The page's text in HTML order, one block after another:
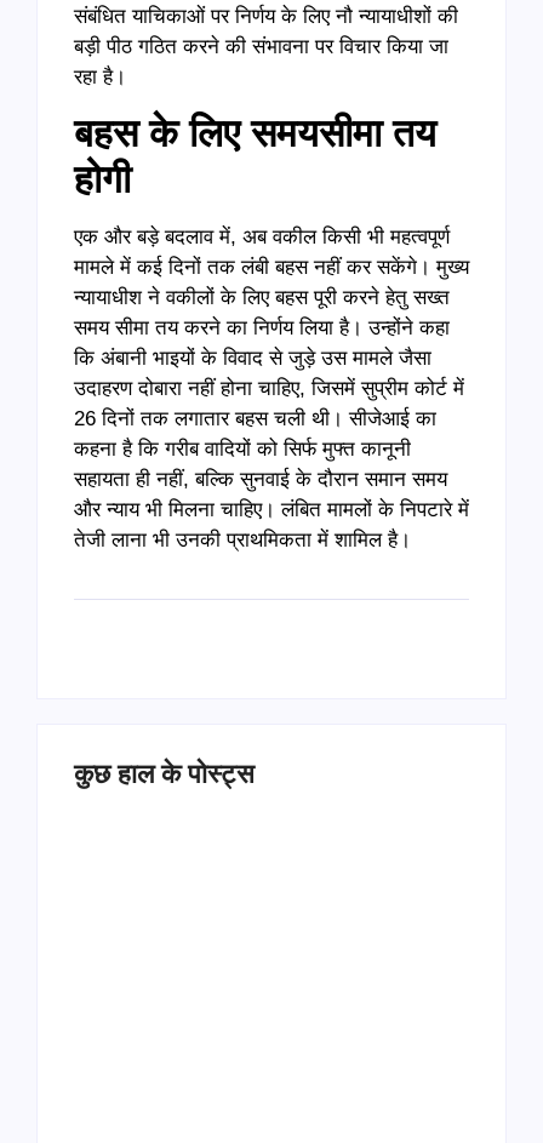
संबंधित याचिकाओं पर निर्णय के लिए नौ न्यायाधीशों की
बड़ी पीठ गठित करने की संभावना पर विचार किया जा
रहा है।
बहस के लिए समयसीमा तय
होगी
एक और बड़े बदलाव में, अब वकील किसी भी महत्वपूर्ण
मामले में कई दिनों तक लंबी बहस नहीं कर सकेंगे। मुख्य
न्यायाधीश ने वकीलों के लिए बहस पूरी करने हेतु सख्त
समय सीमा तय करने का निर्णय लिया है। उन्होंने कहा
कि अंबानी भाइयों के विवाद से जुड़े उस मामले जैसा
उदाहरण दोबारा नहीं होना चाहिए, जिसमें सुप्रीम कोर्ट में
26 दिनों तक लगातार बहस चली थी। सीजेआई का
कहना है कि गरीब वादियों को सिर्फ मुफ्त कानूनी
सहायता ही नहीं, बल्कि सुनवाई के दौरान समान समय
और न्याय भी मिलना चाहिए। लंबित मामलों के निपटारे में
तेजी लाना भी उनकी प्राथमिकता में शामिल है।
कुछ हाल के पोस्ट्स